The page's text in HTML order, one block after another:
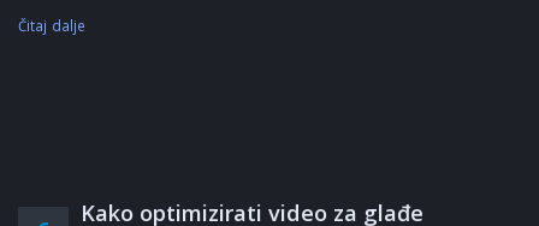
Čitaj dalje
Kako optimizirati video za glađe